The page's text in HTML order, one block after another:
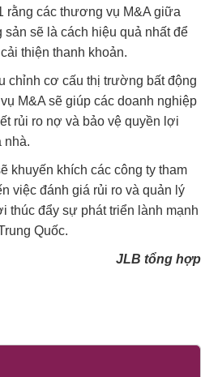
rằng các thương vụ M&A giữa
sẽ là cách hiệu quả nhất để
thiện thanh khoản.
chỉnh cơ cấu thị trường bất động
M&A sẽ giúp các doanh nghiệp
rủi ro nợ và bảo vệ quyền lợi
nhà.
khuyến khích các công ty tham
việc đánh giá rủi ro và quản lý
thúc đẩy sự phát triển lành mạnh
Quốc.
JLB tổng hợp